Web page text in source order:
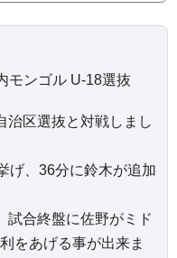
モンゴル U-18選抜
治区選抜と対戦しまし
げ、36分に鈴木が追加
試合終盤に佐野がミド
をあげる事が出来ま